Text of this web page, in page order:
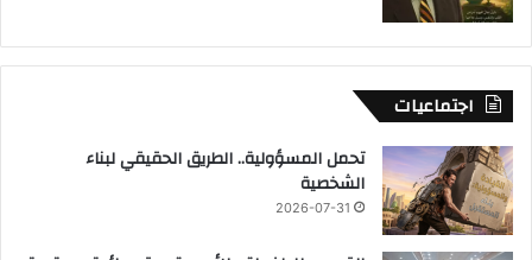
اجتماعيات
تحمل المسؤولية.. الطريق الحقيقي لبناء
الشخصية
2026-07-31